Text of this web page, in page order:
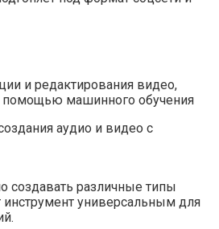
и редактирования видео,
помощью машинного обучения
различные типы
инструмент универсальным для